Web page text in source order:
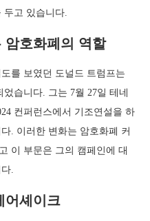
두고 있습니다.
암호화폐의 역할
를 보였던 도널드 트럼프는
습니다. 그는 7월 27일 테네
컨퍼런스에서 기조연설을 하
. 이러한 변화는 암호화폐 커
이 부문은 그의 캠페인에 대
.
어셰이크